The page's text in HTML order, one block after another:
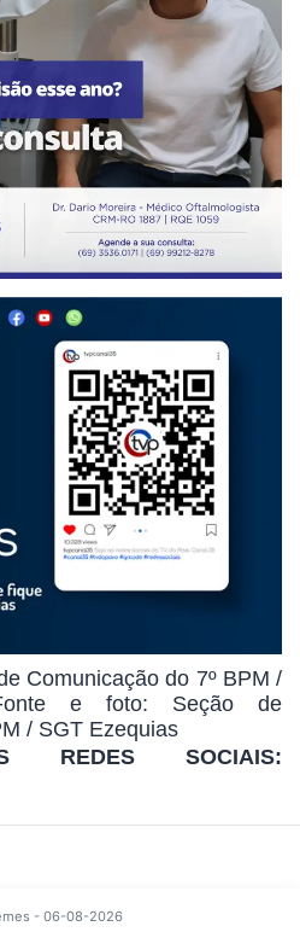
Comunicação do 7º BPM /
e foto: Seção de
/ SGT Ezequias
REDES SOCIAIS:
- 06-08-2026